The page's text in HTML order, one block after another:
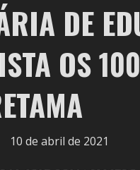
DE
OS
10 de abril de 2021